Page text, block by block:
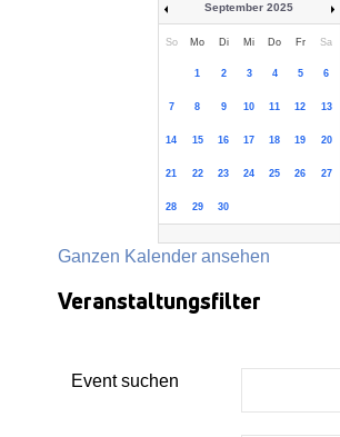
September 2025
So Mo Di Mi Do Fr Sa
1 2 3 4 5 6
7 8 9 10 11 12 13
14 15 16 17 18 19 20
21 22 23 24 25 26 27
28 29 30
Ganzen Kalender ansehen
Veranstaltungsfilter
Event suchen